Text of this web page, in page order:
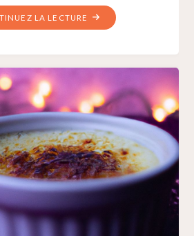
LA LECTURE
"MAKI
AUX
GOÛT
VEGAN
RECETTE
DELICAROOM"